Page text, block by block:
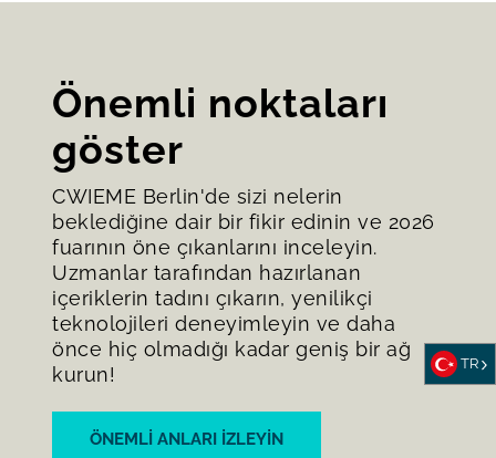
Önemli noktaları
göster
CWIEME Berlin'de sizi nelerin
beklediğine dair bir fikir edinin ve 2026
fuarının öne çıkanlarını inceleyin.
Uzmanlar tarafından hazırlanan
içeriklerin tadını çıkarın, yenilikçi
teknolojileri deneyimleyin ve daha
önce hiç olmadığı kadar geniş bir ağ
kurun!
ÖNEMLI ANLARI IZLEYIN
TR